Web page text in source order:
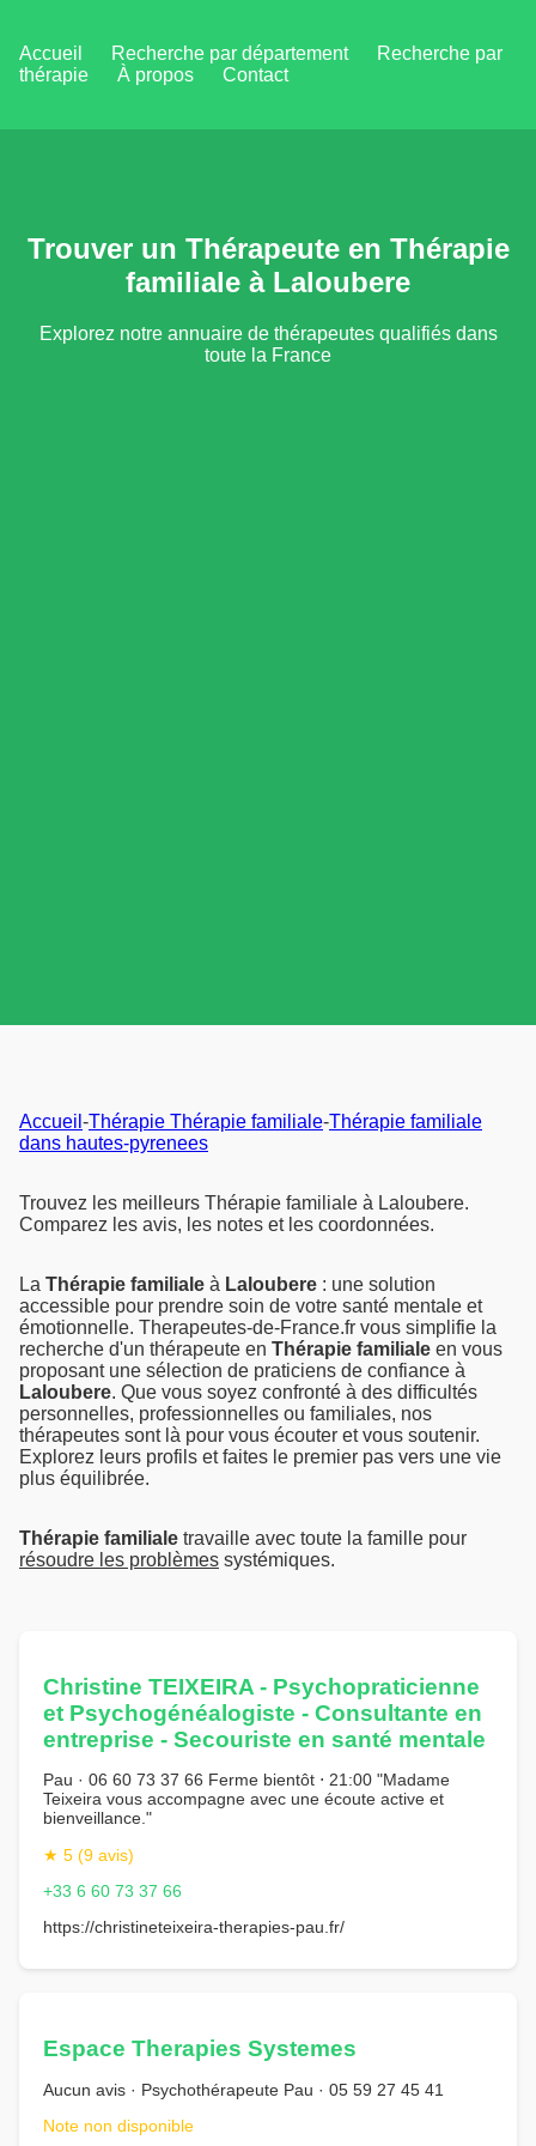
Accueil Recherche par département
Recherche par
thérapie
À propos Contact
Trouver un Thérapeute en Thérapie
familiale à Laloubere
Explorez notre annuaire de thérapeutes qualifiés dans
toute la France
Accueil -Thérapie Thérapie familiale-Thérapie familiale
dans hautes-pyrenees
Trouvez les meilleurs Thérapie familiale à Laloubere.
Comparez les avis, les notes et les coordonnées.
La Thérapie familiale à Laloubere : une solution
accessible pour prendre soin de votre santé mentale et
émotionnelle. Therapeutes-de-France.fr vous simplifie la
recherche d'un thérapeute en Thérapie familiale en vous
proposant une sélection de praticiens de confiance à
Laloubere. Que vous soyez confronté à des difficultés
personnelles, professionnelles ou familiales, nos
thérapeutes sont là pour vous écouter et vous soutenir.
Explorez leurs profils et faites le premier pas vers une vie
plus équilibrée.
Thérapie familiale travaille avec toute la famille pour
résoudre les problèmes systémiques.
Christine TEIXEIRA - Psychopraticienne
et Psychogénéalogiste - Consultante en
entreprise - Secouriste en santé mentale
Pau · 06 60 73 37 66 Ferme bientôt ⋅ 21:00 "Madame
Teixeira vous accompagne avec une écoute active et
bienveillance."
★ 5 (9 avis)
+33 6 60 73 37 66
https://christineteixeira-therapies-pau.fr/
Espace Therapies Systemes
Aucun avis · Psychothérapeute Pau · 05 59 27 45 41
Note non disponible